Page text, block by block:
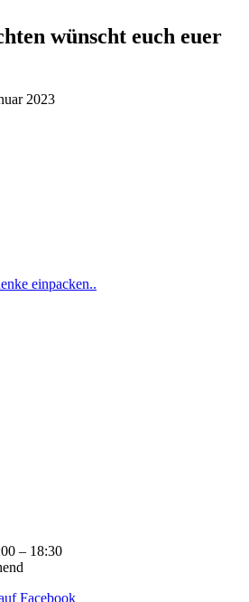
wünscht euch euer
2023
einpacken..
– 18:30
Facebook